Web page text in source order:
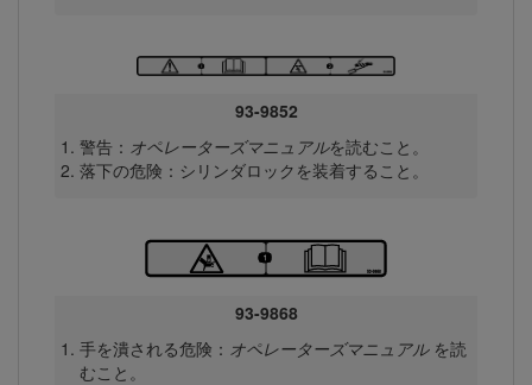
93-9852
警告： オペレーターズマニュアルを読むこと。
落下の危険：シリンダロックを装着すること。
93-9868
手を潰される危険： オペレーターズマニュアルを読
むこと。